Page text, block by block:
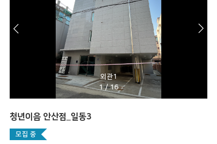
외관1
1/16
청년이음 안산점_일동3
모집 중